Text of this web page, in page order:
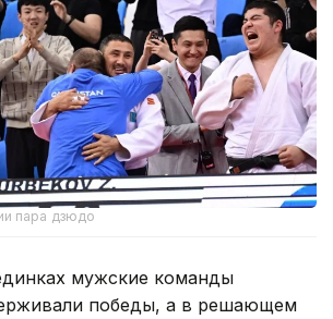
пара дзюдо
мужские команды
победы, а в решающем